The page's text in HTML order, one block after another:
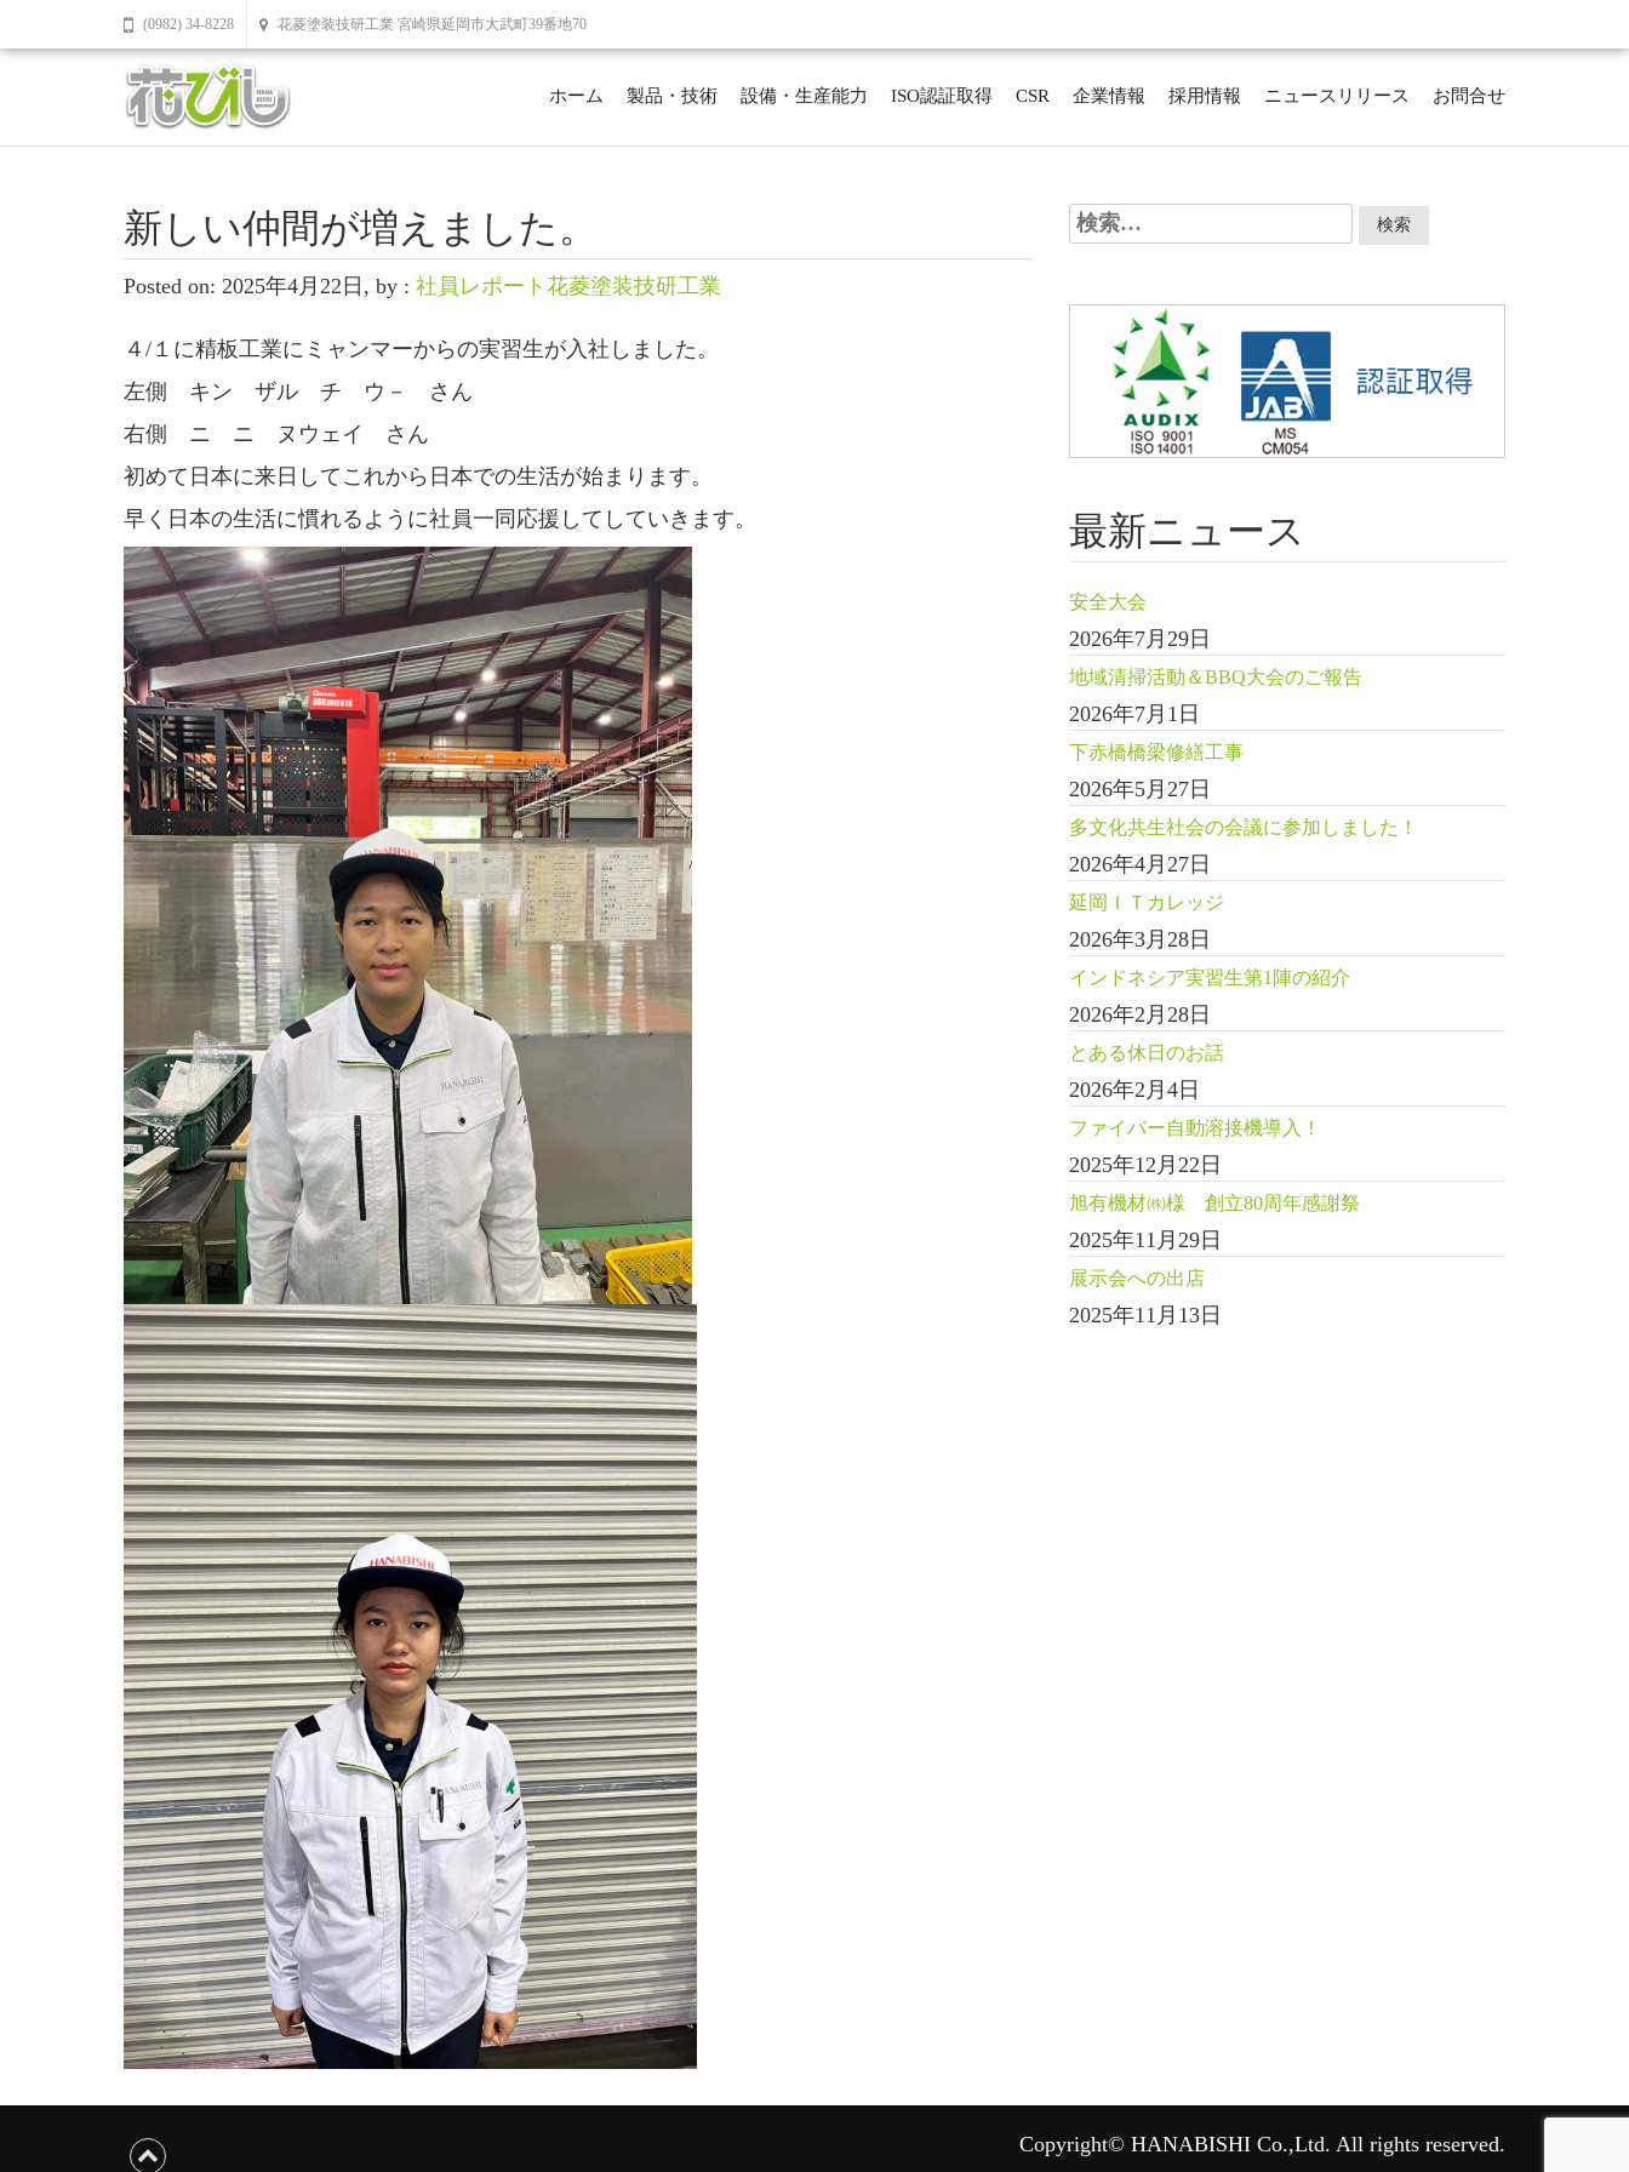
(0982) 34-8228 花菱塗装技研工業 宮崎県延岡市大武町39番地70
ホーム 製品・技術 設備・生産能力 ISO認証取得 CSR 企業情報 採用情報 ニュースリリース お問合せ
新しい仲間が増えました。
Posted on: 2025年4月22日, by : 社員レポート花菱塗装技研工業
４/１に精板工業にミャンマーからの実習生が入社しました。
左側 キン ザル チ ウ－ さん
右側 ニ ニ ヌウェイ さん
初めて日本に来日してこれから日本での生活が始まります。
早く日本の生活に慣れるように社員一同応援してしていきます。
検
索:
最新ニュース
安全大会
2026年7月29日
地域清掃活動＆BBQ大会のご報告
2026年7月1日
下赤橋橋梁修繕工事
2026年5月27日
多文化共生社会の会議に参加しました！
2026年4月27日
延岡ＩＴカレッジ
2026年3月28日
インドネシア実習生第1陣の紹介
2026年2月28日
とある休日のお話
2026年2月4日
ファイバー自動溶接機導入！
2025年12月22日
旭有機材㈱様 創立80周年感謝祭
2025年11月29日
展示会への出店
2025年11月13日
Copyright© HANABISHI Co.,Ltd. All rights reserved.